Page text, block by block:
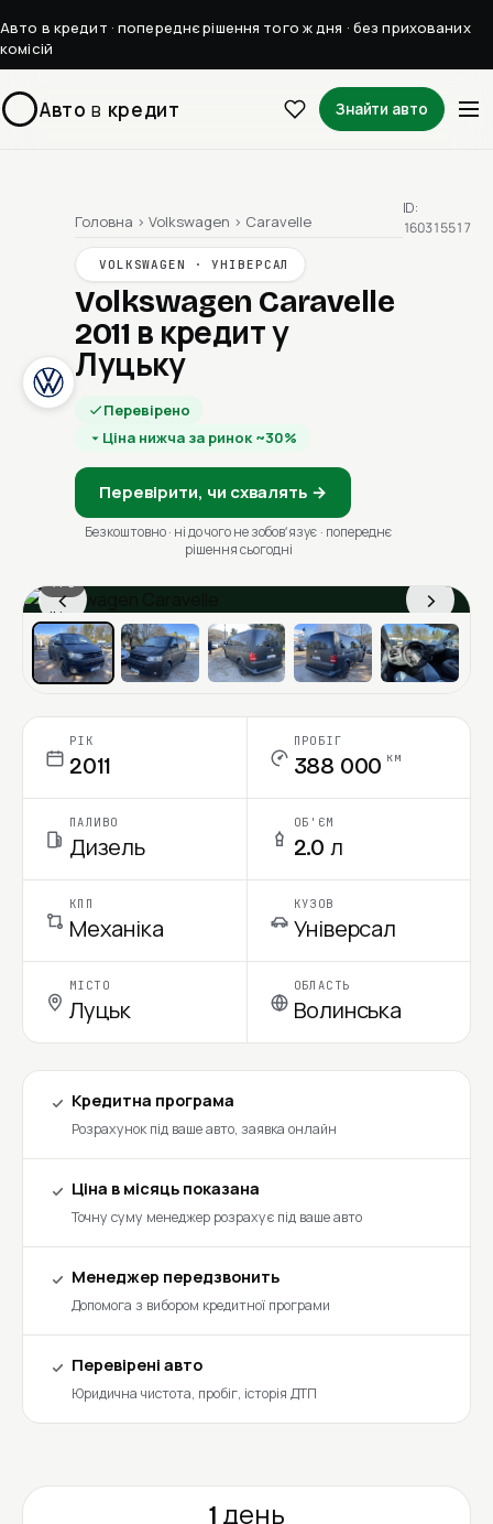
Авто в кредит · попереднє рішення того ж дня · без прихованих
комісій
Авто в кредит Знайти авто
Головна › Volkswagen › Caravelle
VOLKSWAGEN · УНІВЕРСАЛ
Volkswagen Caravelle
2011 в кредит у
Луцьку
Перевірено
Ціна нижча за ринок ~30%
Перевірити, чи схвалять →
Безкоштовно · ні до чого не зобовʼязує · попереднє
рішення сьогодні
ID:
160315517
‹ ›
1 / 6
Ціна в місяць
РІК
2011
ПРОБІГ
388 000 км
ПАЛИВО
Дизель
ОБ'ЄМ
2.0 л
КПП
Механіка
КУЗОВ
Універсал
МІСТО
Луцьк
ОБЛАСТЬ
Волинська
Кредитна програма
Розрахунок під ваше авто, заявка онлайн
Ціна в місяць показана
Точну суму менеджер розрахує під ваше авто
Менеджер передзвонить
Допомога з вибором кредитної програми
Перевірені авто
Юридична чистота, пробіг, історія ДТП
1 день